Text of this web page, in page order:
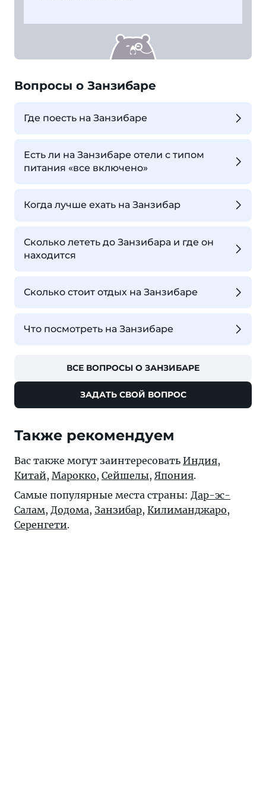
Вопросы о Занзибаре
Где поесть на Занзибаре
Есть ли на Занзибаре отели с типом
питания «все включено»
Когда лучше ехать на Занзибар
Сколько лететь до Занзибара и где он
находится
Сколько стоит отдых на Занзибаре
Что посмотреть на Занзибаре
ВСЕ ВОПРОСЫ О ЗАНЗИБАРЕ
ЗАДАТЬ СВОЙ ВОПРОС
Также рекомендуем
Вас также могут заинтересовать Индия,
Китай, Марокко, Сейшелы, Япония.
Самые популярные места страны: Дар-эс-
Салам, Додома, Занзибар, Килиманджаро,
Серенгети.